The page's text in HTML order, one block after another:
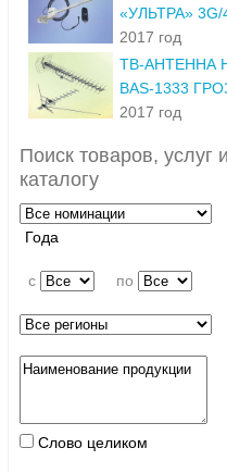
«УЛЬТРА» 3G/
2017 год
ТВ-АНТЕННА
BAS-1333
2017 год
Поиск товаров, услуг
каталогу
Года
c по
Слово целиком